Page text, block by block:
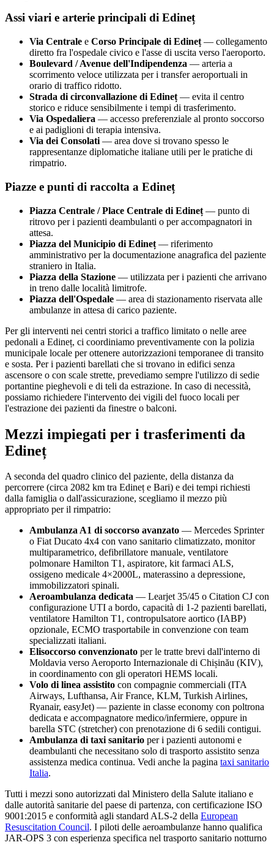
Assi viari e arterie principali di Edineț
Via Centrale e Corso Principale di Edineț — collegamento
diretto fra l'ospedale civico e l'asse di uscita verso l'aeroporto.
Boulevard / Avenue dell'Indipendenza — arteria a
scorrimento veloce utilizzata per i transfer aeroportuali in
orario di traffico ridotto.
Strada di circonvallazione di Edineț — evita il centro
storico e riduce sensibilmente i tempi di trasferimento.
Via Ospedaliera — accesso preferenziale al pronto soccorso
e ai padiglioni di terapia intensiva.
Via dei Consolati — area dove si trovano spesso le
rappresentanze diplomatiche italiane utili per le pratiche di
rimpatrio.
Piazze e punti di raccolta a Edineț
Piazza Centrale / Place Centrale di Edineț — punto di
ritrovo per i pazienti deambulanti o per accompagnatori in
attesa.
Piazza del Municipio di Edineț — riferimento
amministrativo per la documentazione anagrafica del paziente
straniero in Italia.
Piazza della Stazione — utilizzata per i pazienti che arrivano
in treno dalle località limitrofe.
Piazza dell'Ospedale — area di stazionamento riservata alle
ambulanze in attesa di carico paziente.
Per gli interventi nei centri storici a traffico limitato o nelle aree
pedonali a Edineț, ci coordiniamo preventivamente con la polizia
municipale locale per ottenere autorizzazioni temporanee di transito
e sosta. Per i pazienti barellati che si trovano in edifici senza
ascensore o con scale strette, prevediamo sempre l'utilizzo di sedie
portantine pieghevoli e di teli da estrazione. In caso di necessità,
possiamo richiedere l'intervento dei vigili del fuoco locali per
l'estrazione dei pazienti da finestre o balconi.
Mezzi impiegati per i trasferimenti da
Edineț
A seconda del quadro clinico del paziente, della distanza da
percorrere (circa 2082 km tra Edinețe Bari) e dei tempi richiesti
dalla famiglia o dall'assicurazione, scegliamo il mezzo più
appropriato per il rimpatrio:
Ambulanza A1 di soccorso avanzato — Mercedes Sprinter
o Fiat Ducato 4x4 con vano sanitario climatizzato, monitor
multiparametrico, defibrillatore manuale, ventilatore
polmonare Hamilton T1, aspiratore, kit farmaci ALS,
ossigeno medicale 4×2000L, materassino a depressione,
immobilizzatori spinali.
Aeroambulanza dedicata — Learjet 35/45 o Citation CJ con
configurazione UTI a bordo, capacità di 1-2 pazienti barellati,
ventilatore Hamilton T1, contropulsatore aortico (IABP)
opzionale, ECMO trasportabile in convenzione con team
specializzati italiani.
Elisoccorso convenzionato per le tratte brevi dall'interno di
Moldavia versoAeroporto Internazionale di Chișinău (KIV),
in coordinamento con gli operatori HEMS locali.
Volo di linea assistito con compagnie commerciali (ITA
Airways, Lufthansa, Air France, KLM, Turkish Airlines,
Ryanair, easyJet) — paziente in classe economy con poltrona
dedicata e accompagnatore medico/infermiere, oppure in
barella STC (stretcher) con prenotazione di 6 sedili contigui.
Ambulanza di taxi sanitario per i pazienti autonomi e
deambulanti che necessitano solo di trasporto assistito senza
assistenza medica continua. Vedi anche la pagina taxi sanitario
Italia.
Tutti i mezzi sono autorizzati dal Ministero della Salute italiano e
dalle autorità sanitarie del paese di partenza, con certificazione ISO
9001:2015 e conformità agli standard ALS-2 della European
Resuscitation Council. I piloti delle aeroambulanze hanno qualifica
JAR-OPS 3 con esperienza specifica nel trasporto sanitario notturno